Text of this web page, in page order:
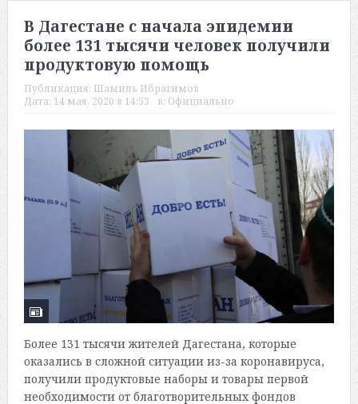
В Дагестане с начала эпидемии
более 131 тысячи человек получили
продуктовую помощь
Публикация: Шамиль Ибрагимов
Дата: 14 мая, 2020 в 14:53 в: Официально
Более 131 тысячи жителей Дагестана, которые
оказались в сложной ситуации из-за коронавируса,
получили продуктовые наборы и товары первой
необходимости от благотворительных фондов